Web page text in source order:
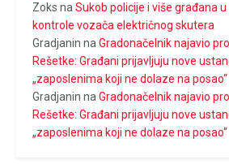
Zoks na Sukob policije i više građana
kontrole vozača električnog skutera
Gradjanin na Gradonačelnik najavio
Rešetke: Građani prijavljuju nove
„zaposlenima koji ne dolaze na posao“
Gradjanin na Gradonačelnik najavio
Rešetke: Građani prijavljuju nove
„zaposlenima koji ne dolaze na posao“